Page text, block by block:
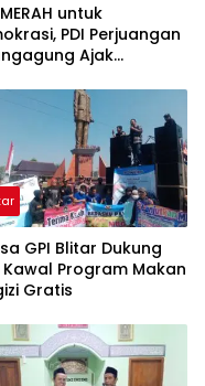
untuk
PDI Perjuangan
Ajak
Kudatuli
GPI Blitar Dukung
Program Makan
Gratis